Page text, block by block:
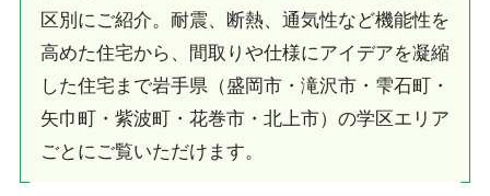
区別にご紹介。耐震、断熱、通気性など機能性を
高めた住宅から、間取りや仕様にアイデアを凝縮
した住宅まで岩手県（盛岡市・滝沢市・雫石町・
矢巾町・紫波町・花巻市・北上市）の学区エリア
ごとにご覧いただけます。